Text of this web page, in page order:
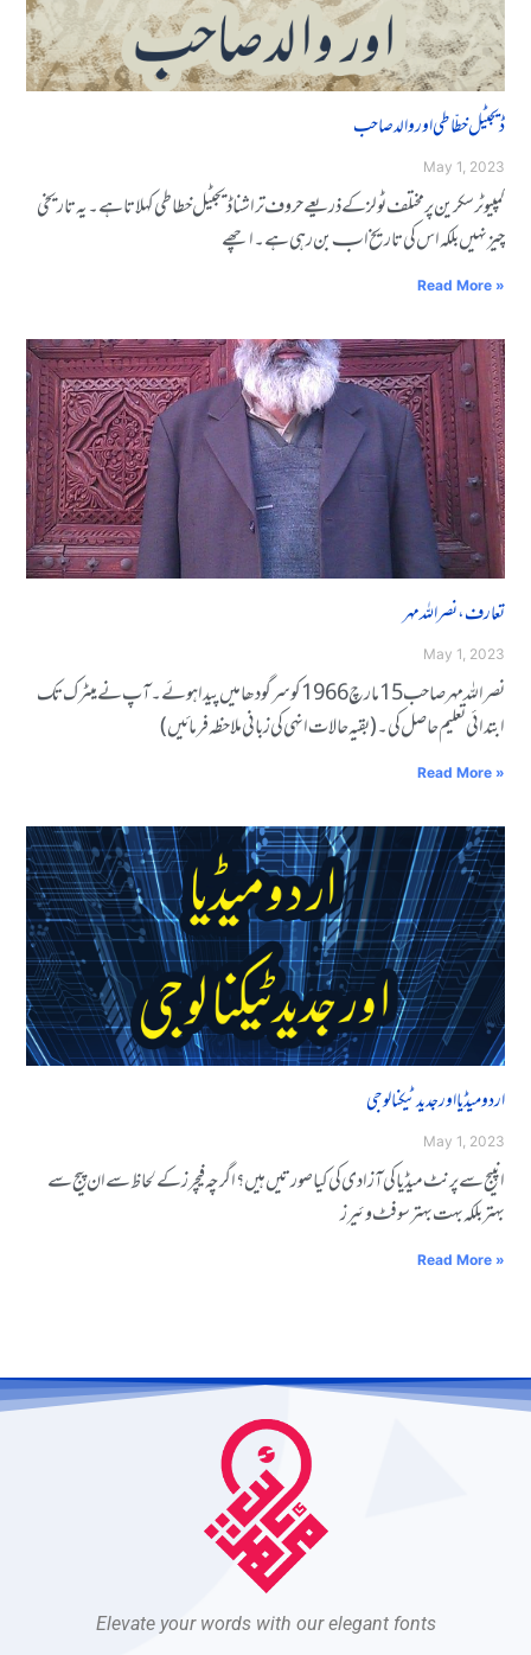
ڈیجیٹل خطّاطی اور والد صاحب
May 1, 2023
کمپیوݣݣٹر ݣݣݣݣݣݣݣݣسکرین ݣݣپرݣݣݣݣݣݣݣݣݣݣݣݣݣݣݣݣمختلف ݣݣݣݣݣݣٹوݣݣݣلز کے ذرݣݣیعے ݣݣݣݣݣݣݣݣݣݣحروف ݣݣݣتراشنا ڈیجیٹل ݣݣݣخطاݣݣݣݣطی ݣݣݣݣݣݣکہلاتا ہے۔ ݣݣݣݣیہ ݣݣݣݣݣݣݣݣݣتارݣݣݣݣݣݣیخی
چیز ݣݣݣݣݣنہیں ݣݣبلکہ ݣݣݣݣاس کی ݣݣݣتاریخ ابـ ݣݣݣݣݣݣݣݣݣبن ݣݣرہی ہے۔ ݣݣݣݣاݣݣچھے
Read More »
تعارف، نصراللہ مہر
May 1, 2023
نصراللہ مہر صاحب 15 مارچ 1966 کو سرگودھا میں پیدا ہوئے۔آپ نے میٹرک تک
ابتدائی تعلیم حاصل کی۔(بقیہ حالات انہی کی زبانی ملاحظہ فرمائیں )
Read More »
اردو میڈیا اور جدید ٹیکنالوجی
May 1, 2023
انپیج سے پرنٹ میڈیا کی آزادی کی کیا صورتیں ہیں ؟ اگرچہ فیچرز کے لحاظ سے ان پیج سے
بہتر بلکہ بہت بہتر سوفٹ وئیرز
Read More »
Elevate your words with our elegant fonts